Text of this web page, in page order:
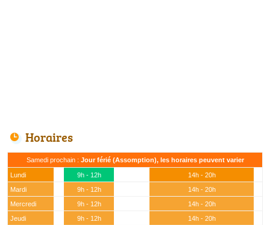
Horaires
Samedi prochain : Jour férié (Assomption), les horaires peuvent varier
Lundi 9h - 12h
14h - 20h
Mardi
9h - 12h
14h - 20h
Mercredi
9h - 12h
14h - 20h
Jeudi
9h - 12h
14h - 20h